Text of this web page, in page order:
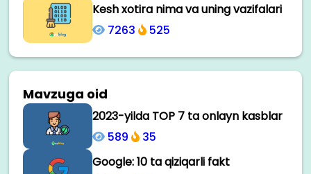
Kesh xotira nima va uning vazifalari
7263
525
Mavzuga oid
2023-yilda TOP 7 ta onlayn kasblar
589
35
Google: 10 ta qiziqarli fakt